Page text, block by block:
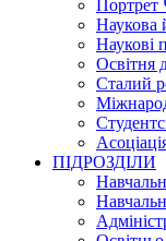
Наукова
Наукові
Освітня
Сталий
ПІДРОЗДІЛИ